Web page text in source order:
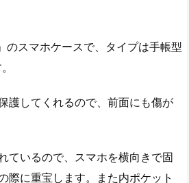
のスマホケースで、タイプは手帳型
護してくれるので、前面にも傷が
ているので、スマホを横向きで固
際に重宝します。また内ポケット